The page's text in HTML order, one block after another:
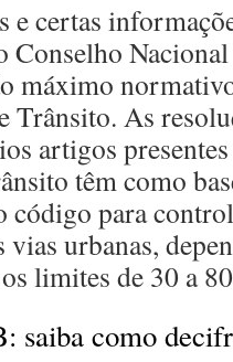
e certas
Conselho
máximo
Trânsito. As
artigos
têm como
código para
urbanas,
limites de 30 a
saiba como